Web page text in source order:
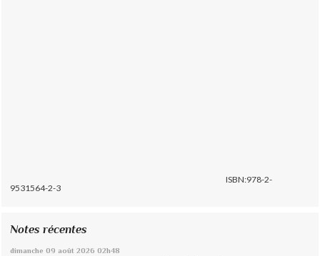
ISBN:978-2-
9531564-2-3
Notes récentes
dimanche 09 août 2026 02h48